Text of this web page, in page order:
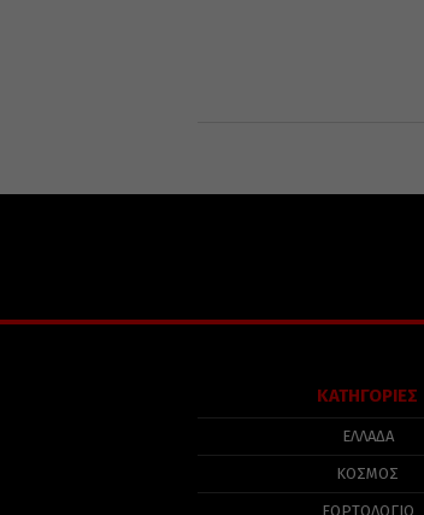
ΚΑΤΗΓΟΡΙΕΣ
ΕΛΛΑΔΑ
ΚΟΣΜΟΣ
ΕΟΡΤΟΛΟΓΙΟ